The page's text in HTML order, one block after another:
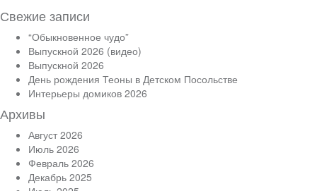
Свежие записи
“Обыкновенное чудо”
Выпускной 2026 (видео)
Выпускной 2026
День рождения Теоны в Детском Посольстве
Интерьеры домиков 2026
Архивы
Август 2026
Июль 2026
Февраль 2026
Декабрь 2025